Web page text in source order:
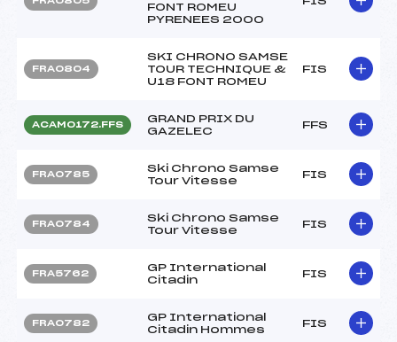
FONT ROMEU
PYRENEES 2000
FRA0804
SKI CHRONO SAMSE
TOUR TECHNIQUE &
U18 FONT ROMEU
FIS
ACAM0172.FFS
GRAND PRIX DU
GAZELEC
FFS
FRA0785
Ski Chrono Samse
Tour Vitesse
FIS
FRA0784
Ski Chrono Samse
Tour Vitesse
FIS
FRA5762
GP International
Citadin
FIS
FRA0782
GP International
Citadin Hommes
FIS